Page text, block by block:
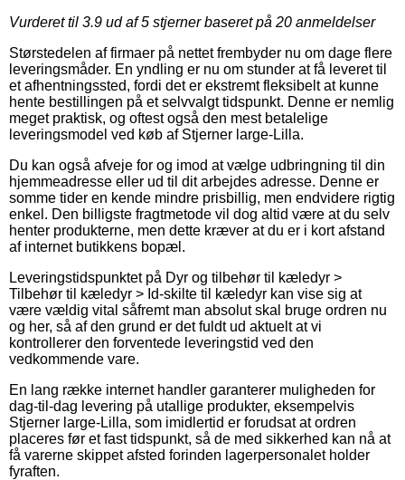
Vurderet til 3.9 ud af 5 stjerner baseret på 20 anmeldelser
Størstedelen af firmaer på nettet frembyder nu om dage flere
leveringsmåder. En yndling er nu om stunder at få leveret til
et afhentningssted, fordi det er ekstremt fleksibelt at kunne
hente bestillingen på et selvvalgt tidspunkt. Denne er nemlig
meget praktisk, og oftest også den mest betalelige
leveringsmodel ved køb af Stjerner large-Lilla.
Du kan også afveje for og imod at vælge udbringning til din
hjemmeadresse eller ud til dit arbejdes adresse. Denne er
somme tider en kende mindre prisbillig, men endvidere rigtig
enkel. Den billigste fragtmetode vil dog altid være at du selv
henter produkterne, men dette kræver at du er i kort afstand
af internet butikkens bopæl.
Leveringstidspunktet på Dyr og tilbehør til kæledyr >
Tilbehør til kæledyr > Id-skilte til kæledyr kan vise sig at
være vældig vital såfremt man absolut skal bruge ordren nu
og her, så af den grund er det fuldt ud aktuelt at vi
kontrollerer den forventede leveringstid ved den
vedkommende vare.
En lang række internet handler garanterer muligheden for
dag-til-dag levering på utallige produkter, eksempelvis
Stjerner large-Lilla, som imidlertid er forudsat at ordren
placeres før et fast tidspunkt, så de med sikkerhed kan nå at
få varerne skippet afsted forinden lagerpersonalet holder
fyraften.